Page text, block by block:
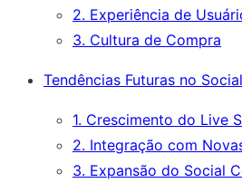
2. Experiência de
3. Cultura de Compra
Tendências Futuras no
1. Crescimento do Live
2. Integração com
3. Expansão do Social